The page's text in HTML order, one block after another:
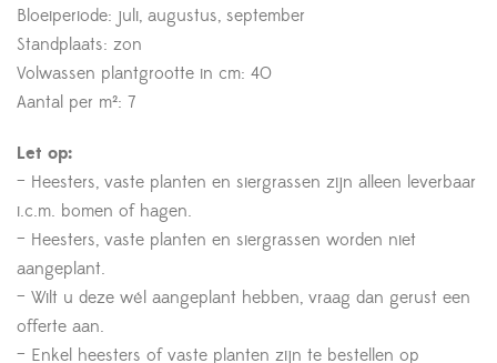
Bloeiperiode: juli, augustus, september
Standplaats: zon
Volwassen plantgrootte in cm: 40
Aantal per m²: 7
Let op:
– Heesters, vaste planten en siergrassen zijn alleen leverbaar
i.c.m. bomen of hagen.
– Heesters, vaste planten en siergrassen worden niet
aangeplant.
– Wilt u deze wél aangeplant hebben, vraag dan gerust een
offerte aan.
– Enkel heesters of vaste planten zijn te bestellen op